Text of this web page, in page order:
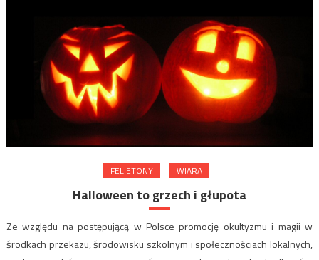
FELIETONY WIARA
Halloween to grzech i głupota
Ze względu na postępującą w Polsce promocję okultyzmu i magii w
środkach przekazu, środowisku szkolnym i społecznościach lokalnych,